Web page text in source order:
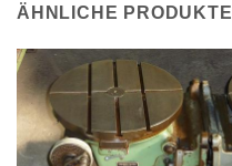
ÄHNLICHE PRODUKTE